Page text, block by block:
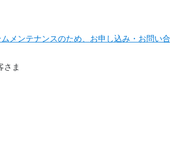
メンテナンスのため、お申し込み・お問い
さま